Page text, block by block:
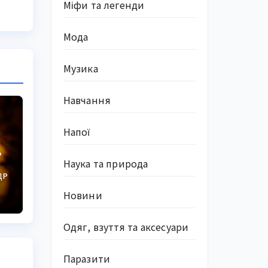
Міфи та легенди
Мода
Музика
Навчання
Напої
Наука та природа
Новини
Одяг, взуття та аксесуари
Паразити